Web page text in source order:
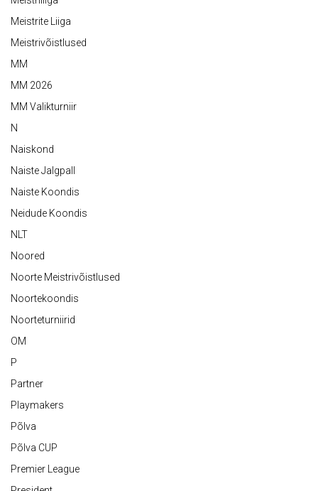
Meistrite Liiga
Meistrivõistlused
MM
MM 2026
MM Valikturniir
N
Naiskond
Naiste Jalgpall
Naiste Koondis
Neidude Koondis
NLT
Noored
Noorte Meistrivõistlused
Noortekoondis
Noorteturniirid
OM
P
Partner
Playmakers
Põlva
Põlva CUP
Premier League